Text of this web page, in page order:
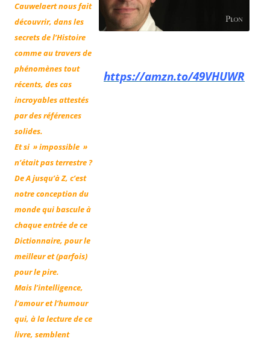
Cauwelaert nous fait
découvrir, dans les
secrets de l’Histoire
comme au travers de
phénomènes tout
récents, des cas
incroyables attestés
par des références
solides.
Et si » impossible »
n’était pas terrestre ?
De A jusqu’à Z, c’est
notre conception du
monde qui bascule à
chaque entrée de ce
Dictionnaire, pour le
meilleur et (parfois)
pour le pire.
Mais l’intelligence,
l’amour et l’humour
qui, à la lecture de ce
livre, semblent
https://amzn.to/49VHUWR